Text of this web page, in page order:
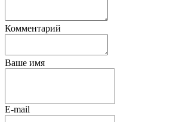
Комментарий
Ваше имя
E-mail